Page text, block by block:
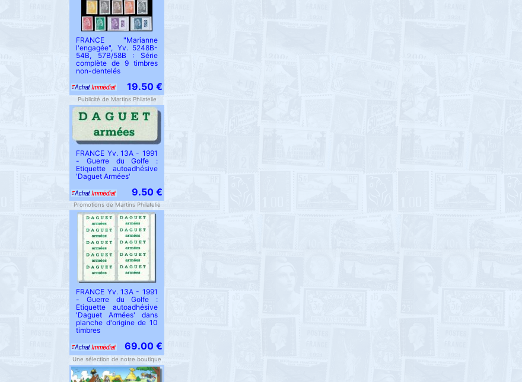
FRANCE "Marianne
l'engagée", Yv. 5248B-
54B, 57B/58B : Série
complète de 9 timbres
non-dentelés
19.50 €
Publicité de Martins Philatelie
FRANCE Yv. 13A - 1991
- Guerre du Golfe :
Etiquette autoadhésive
'Daguet Armées'
9.50 €
Promotions de Martins Philatelie
FRANCE Yv. 13A - 1991
- Guerre du Golfe :
Etiquette autoadhésive
'Daguet Armées' dans
planche d'origine de 10
timbres
69.00 €
Une sélection de notre boutique